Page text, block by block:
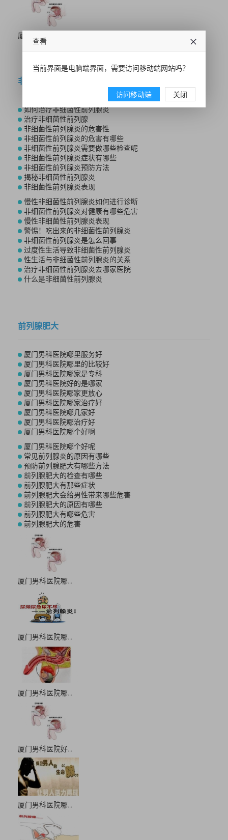
厦门哪里看男科...
非细菌性
如何治疗非细菌性前列腺炎
治疗非细菌性前列腺
非细菌性前列腺炎的危害性
非细菌性前列腺炎的危害有哪些
非细菌性前列腺炎需要做哪些检查呢
非细菌性前列腺炎症状有哪些
非细菌性前列腺炎预防方法
揭秘非细菌性前列腺炎
非细菌性前列腺炎表现
慢性非细菌性前列腺炎如何进行诊断
非细菌性前列腺炎对健康有哪些危害
慢性非细菌性前列腺炎表现
警惕！吃出来的非细菌性前列腺炎
非细菌性前列腺炎是怎么回事
过度性生活导致非细菌性前列腺炎
性生活与非细菌性前列腺炎的关系
治疗非细菌性前列腺炎去哪家医院
什么是非细菌性前列腺炎
前列腺肥大
厦门男科医院哪里服务好
厦门男科医院哪里的比较好
厦门男科医院哪家是专科
厦门男科医院好的是哪家
厦门男科医院哪家更放心
厦门男科医院哪家治疗好
厦门男科医院哪几家好
厦门男科医院哪治疗好
厦门男科医院哪个好啊
厦门男科医院哪个好呢
常见前列腺炎的原因有哪些
预防前列腺肥大有哪些方法
前列腺肥大的检查有哪些
前列腺肥大有那些症状
前列腺肥大会给男性带来哪些危害
前列腺肥大的原因有哪些
前列腺肥大有哪些危害
前列腺肥大的危害
厦门男科医院哪...
厦门男科医院哪...
厦门男科医院哪...
厦门男科医院好...
厦门男科医院哪...
查看
当前界面是电脑端界面，需要访问移动端网站吗？
访问移动端 关闭